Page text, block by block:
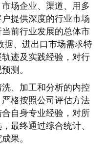
场企业、渠道、用多
提供深度的行业市场
前行业发展的总体市
据、进出口市场需求特
迹及实践经验，对行
测。
、加工和分析的内控
格按照公司评估方法
自身专业经验，对所
最终通过综合统计、
果。